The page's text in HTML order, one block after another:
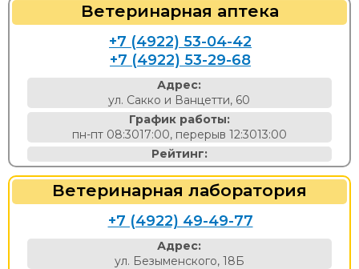
Ветеринарная аптека
+7 (4922) 53-04-42
+7 (4922) 53-29-68
Адрес:
ул. Сакко и Ванцетти, 60
График работы:
пн-пт 08:3017:00, перерыв 12:3013:00
Рейтинг:
Ветеринарная лаборатория
+7 (4922) 49-49-77
Адрес:
ул. Безыменского, 18Б